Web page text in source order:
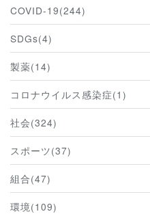
COVID-19(244)
SDGs(4)
製薬(14)
コロナウイルス感染症(1)
社会(324)
スポーツ(37)
組合(47)
環境(109)